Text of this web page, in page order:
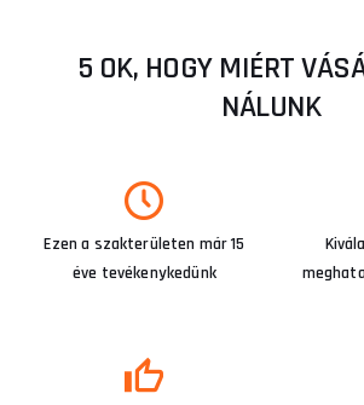
5 OK, HOGY MIÉRT
NÁLUNK
Ezen a szakterületen már 15
éve tevékenykedünk